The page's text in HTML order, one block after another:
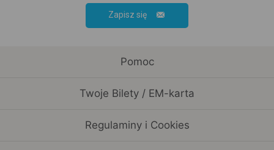
Zapisz się
Pomoc
Twoje Bilety / EM-karta
Regulaminy i Cookies